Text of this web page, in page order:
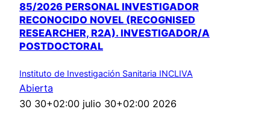
85/2026 PERSONAL INVESTIGADOR
RECONOCIDO NOVEL (RECOGNISED
RESEARCHER, R2A). INVESTIGADOR/A
POSTDOCTORAL
Instituto de Investigación Sanitaria INCLIVA
Abierta
30 30+02:00 julio 30+02:00 2026